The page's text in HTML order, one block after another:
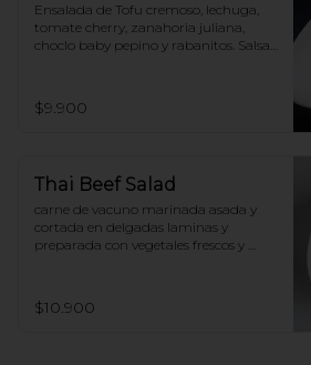
Ensalada de Tofu cremoso, lechuga,
tomate cherry, zanahoria juliana,
choclo baby pepino y rabanitos. Salsa
$9.900
Thai Beef Salad
carne de vacuno marinada asada y
cortada en delgadas laminas y
preparada con vegetales frescos y
$10.900